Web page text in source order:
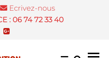
Ecrivez-nous
: 06 74 72 33 40